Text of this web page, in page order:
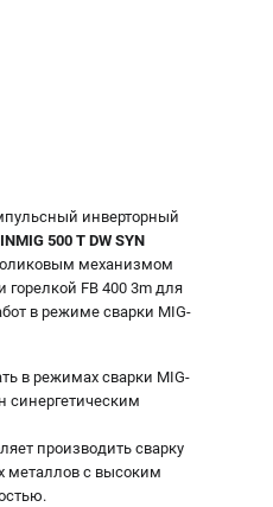
инверторный
500 T DW SYN
механизмом
горелкой FB 400 3m для
в режиме сварки MIG-
в режимах сварки MIG-
синергетическим
производить сварку
металлов с высоким